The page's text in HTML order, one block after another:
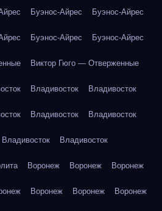
Буэнос-Айрес Буэнос-Айрес
Буэнос-Айрес Буэнос-Айрес
Виктор Гюго — Отверженные
Владивосток Владивосток
Владивосток Владивосток
Владивосток Владивосток
Воронеж Воронеж Воронеж
Воронеж Воронеж Воронеж